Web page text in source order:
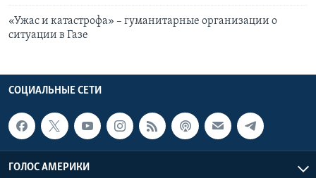
«Ужас и катастрофа» – гуманитарные организации о
ситуации в Газе
СОЦИАЛЬНЫЕ СЕТИ
ГОЛОС АМЕРИКИ